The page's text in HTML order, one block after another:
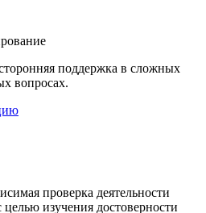
поддержка в сложных
вопросах.
проверка деятельности
изучения достоверности